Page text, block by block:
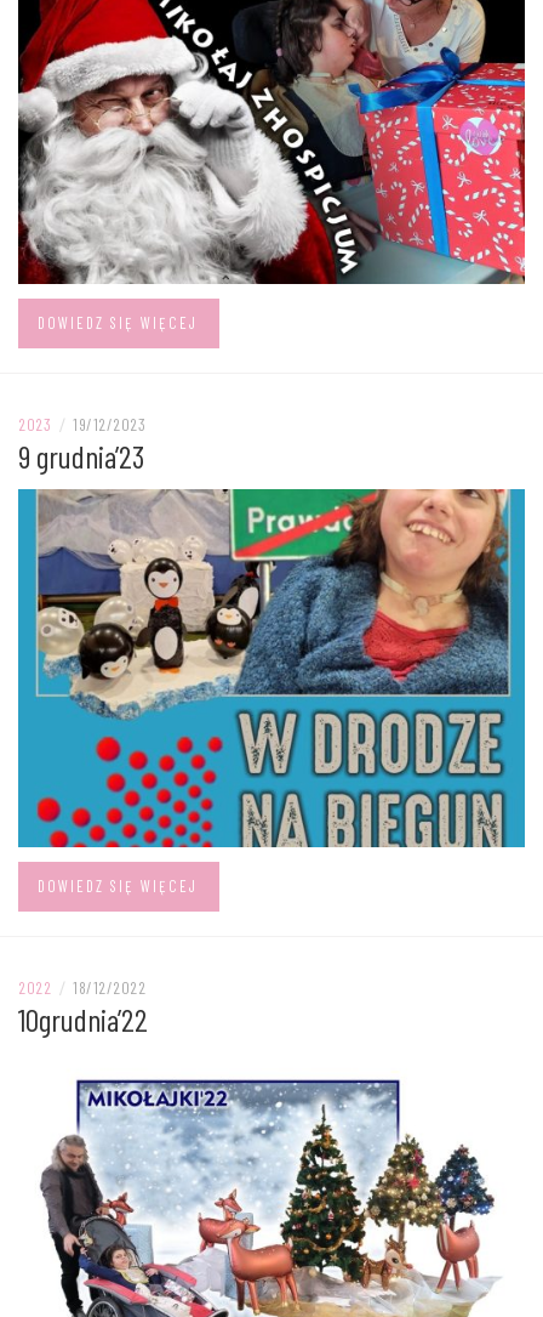
DOWIEDZ SIĘ WIĘCEJ
2023 / 19/12/2023
9 grudnia’23
DOWIEDZ SIĘ WIĘCEJ
2022 / 18/12/2022
10grudnia’22